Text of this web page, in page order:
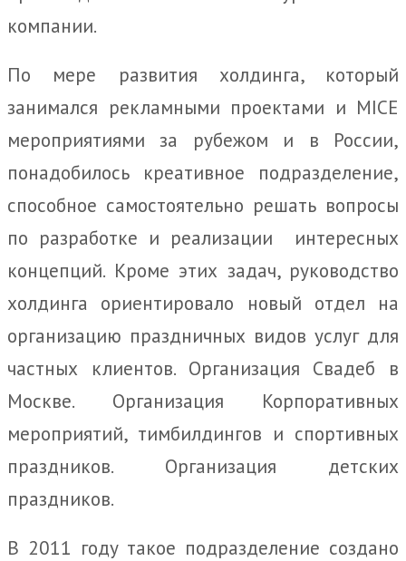
компании.
По мере развития холдинга, который
занимался рекламными проектами и MICE
мероприятиями за рубежом и в России,
понадобилось креативное подразделение,
способное самостоятельно решать вопросы
по разработке и реализации интересных
концепций. Кроме этих задач, руководство
холдинга ориентировало новый отдел на
организацию праздничных видов услуг для
частных клиентов. Организация Свадеб в
Москве. Организация Корпоративных
мероприятий, тимбилдингов и спортивных
праздников. Организация детских
праздников.
В 2011 году такое подразделение создано